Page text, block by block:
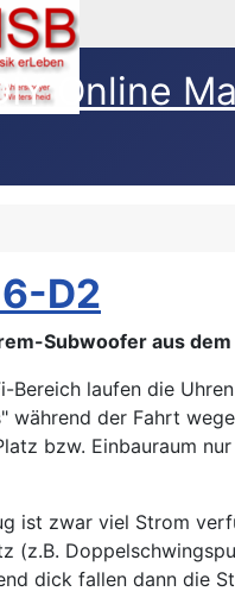
Online
D2
Subwoofer aus
Bereich laufen die
während der Fahrt
bzw. Einbauraum
ist zwar viel Strom
(z.B.
dick fallen dann die